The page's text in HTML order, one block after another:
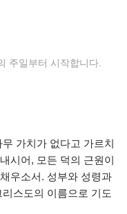
주일부터 시작합니다.
가치가 없다고 가르치
시어, 모든 덕의 근원이
우소서. 성부와 성령과
스도의 이름으로 기도